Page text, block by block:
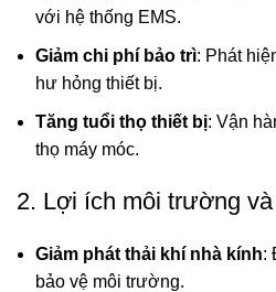
với hệ thống EMS.
Giảm chi phí bảo trì: Phát
hư hỏng thiết bị.
Tăng tuổi thọ thiết bị: Vận
thọ máy móc.
2. Lợi ích môi trường
Giảm phát thải khí nhà kính:
bảo vệ môi trường.